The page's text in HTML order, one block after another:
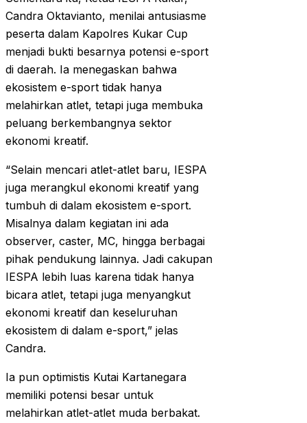
Candra Oktavianto, menilai antusiasme
peserta dalam Kapolres Kukar Cup
menjadi bukti besarnya potensi e-sport
di daerah. Ia menegaskan bahwa
ekosistem e-sport tidak hanya
melahirkan atlet, tetapi juga membuka
peluang berkembangnya sektor
ekonomi kreatif.
“Selain mencari atlet-atlet baru, IESPA
juga merangkul ekonomi kreatif yang
tumbuh di dalam ekosistem e-sport.
Misalnya dalam kegiatan ini ada
observer, caster, MC, hingga berbagai
pihak pendukung lainnya. Jadi cakupan
IESPA lebih luas karena tidak hanya
bicara atlet, tetapi juga menyangkut
ekonomi kreatif dan keseluruhan
ekosistem di dalam e-sport,” jelas
Candra.
Ia pun optimistis Kutai Kartanegara
memiliki potensi besar untuk
melahirkan atlet-atlet muda berbakat.